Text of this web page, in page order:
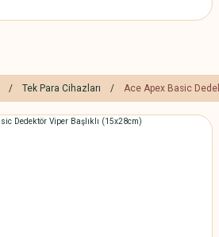
Tek Para Cihazları Ace Apex Basic